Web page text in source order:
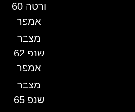
ורטה 60
אמפר
מצבר
שנפ 62
אמפר
מצבר
שנפ 65